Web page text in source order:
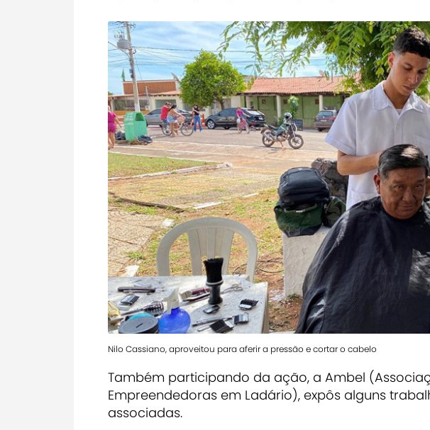
Nilo Cassiano, aproveitou para aferir a pressão e cortar o cabelo
Também participando da ação, a Ambel
Empreendedoras em Ladário), expôs alguns
associadas.